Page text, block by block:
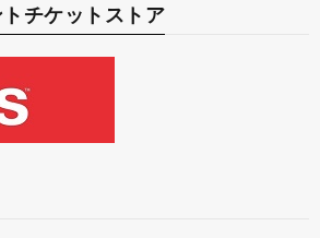
チケットストア